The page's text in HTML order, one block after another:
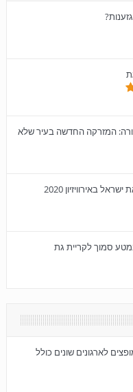
ו- 72 גופי תאורה: המזרקה החדשה בעיר שלא
באירוויזיון 2020
לארגונים שונים כולל